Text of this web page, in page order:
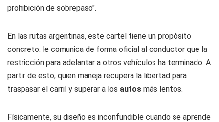
prohibición de sobrepaso".
En las rutas argentinas, este cartel tiene un propósito
concreto: le comunica de forma oficial al conductor que la
restricción para adelantar a otros vehículos ha terminado. A
partir de esto, quien maneja recupera la libertad para
traspasar el carril y superar a los autos más lentos.
Físicamente, su diseño es inconfundible cuando se aprende